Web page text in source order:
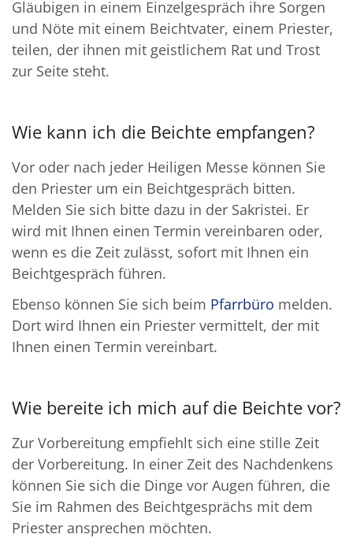
Gläubigen in einem Einzelgespräch ihre Sorgen
und Nöte mit einem Beichtvater, einem Priester,
teilen, der ihnen mit geistlichem Rat und Trost
zur Seite steht.
Wie kann ich die Beichte empfangen?
Vor oder nach jeder Heiligen Messe können Sie
den Priester um ein Beichtgespräch bitten.
Melden Sie sich bitte dazu in der Sakristei. Er
wird mit Ihnen einen Termin vereinbaren oder,
wenn es die Zeit zulässt, sofort mit Ihnen ein
Beichtgespräch führen.
Ebenso können Sie sich beim Pfarrbüro melden.
Dort wird Ihnen ein Priester vermittelt, der mit
Ihnen einen Termin vereinbart.
Wie bereite ich mich auf die Beichte vor?
Zur Vorbereitung empfiehlt sich eine stille Zeit
der Vorbereitung. In einer Zeit des Nachdenkens
können Sie sich die Dinge vor Augen führen, die
Sie im Rahmen des Beichtgesprächs mit dem
Priester ansprechen möchten.